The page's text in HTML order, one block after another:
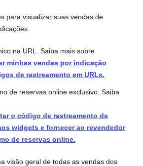
para visualizar suas vendas de
na URL. Saiba mais sobre
minhas vendas por indicação
de rastreamento em URLs.
de reservas online exclusivo. Saiba
o código de rastreamento de
widgets e fornecer ao revendedor
de reservas online.
visão geral de todas as vendas dos